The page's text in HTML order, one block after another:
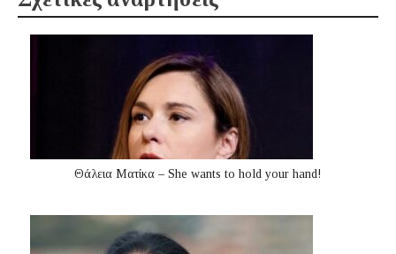
Θάλεια Ματίκα – She wants to hold your hand!